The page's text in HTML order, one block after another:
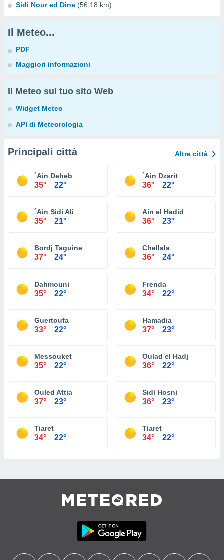
Sidi Nour ed Dine (56.18 km)
Il Meteo...
PDF
Maggiori informazioni
Il Meteo sul tuo sito Web
Widget Meteo
API di Meteorologia
Principali città Altre città
´Ain Deheb
35° 22°
´Ain Dzarit
36° 22°
´Ain Sidi Ali
35° 21°
Ain el Hadid
36° 23°
Bordj Taguine
37° 24°
Chellala
36° 24°
Dahmouni
35° 22°
Frenda
34° 22°
Guertoufa
33° 22°
Hamadia
37° 23°
Messouket
35° 22°
Oulad el Hadj
36° 22°
Ouled Attia
37° 23°
Sidi Hosni
36° 23°
Tiaret
34° 22°
Tiaret
34° 22°